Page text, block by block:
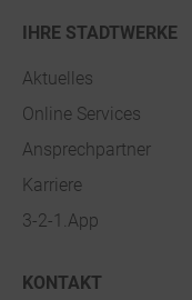
IHRE STADTWERKE
Aktuelles
Online Services
Ansprechpartner
Karriere
3-2-1.App
KONTAKT